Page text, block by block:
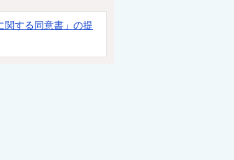
関する同意書」の提